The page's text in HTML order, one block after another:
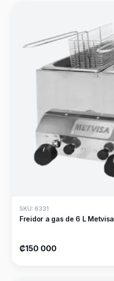
SKU: 6331
Freidor a gas de 6 L Metvisa
₡150 000